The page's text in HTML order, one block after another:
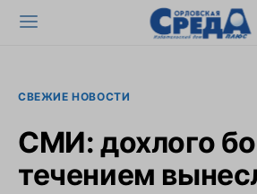
СВЕЖИЕ НОВОСТИ
СМИ: дохлого
течением